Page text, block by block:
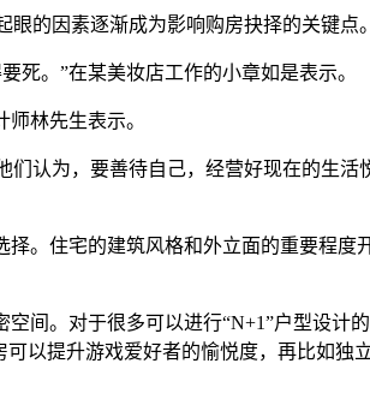
的因素逐渐成为影响购房抉择的关键点。
死。”在某美妆店工作的小章如是表示。
林先生表示。
认为，要善待自己，经营好现在的生活
。住宅的建筑风格和外立面的重要程度
间。对于很多可以进行“N+1”户型设计
以提升游戏爱好者的愉悦度，再比如独